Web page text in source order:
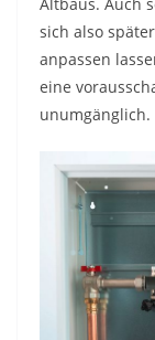
Altbaus. Auch
sich also
anpassen
eine
unumgänglich.